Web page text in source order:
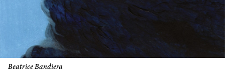
Beatrice Bandiera